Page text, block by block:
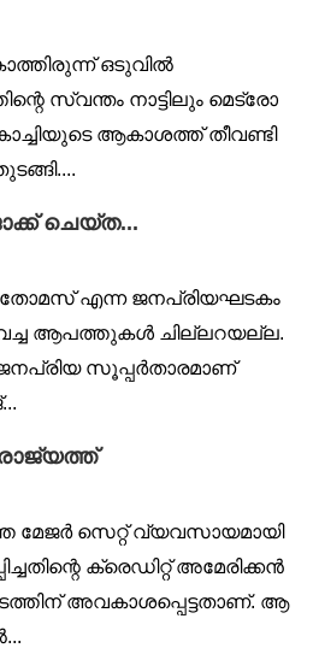
ഒടുവിൽ
സ്വന്തം നാട്ടിലും മെട്രോ
ആകാശത്ത് തീവണ്ടി
ചെയ്ത...
തോമസ് എന്ന ജനപ്രിയഘടകം
ആപത്തുകൾ ചില്ലറയല്ല.
സൂപ്പർതാരമാണ്
മേജർ സെറ്റ് വ്യവസായമായി
ക്രെഡിറ്റ് അമേരിക്കൻ
അവകാശപ്പെട്ടതാണ്. ആ